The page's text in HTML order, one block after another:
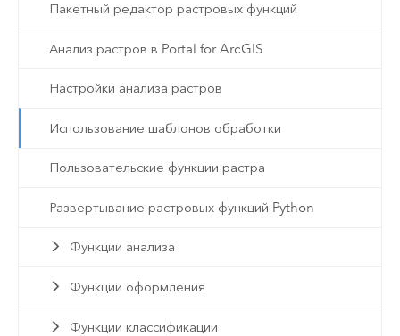
Пакетный редактор растровых функций
Анализ растров в Portal for ArcGIS
Настройки анализа растров
Использование шаблонов обработки
Пользовательские функции растра
Развертывание растровых функций Python
Функции анализа
Функции оформления
Функции классификации